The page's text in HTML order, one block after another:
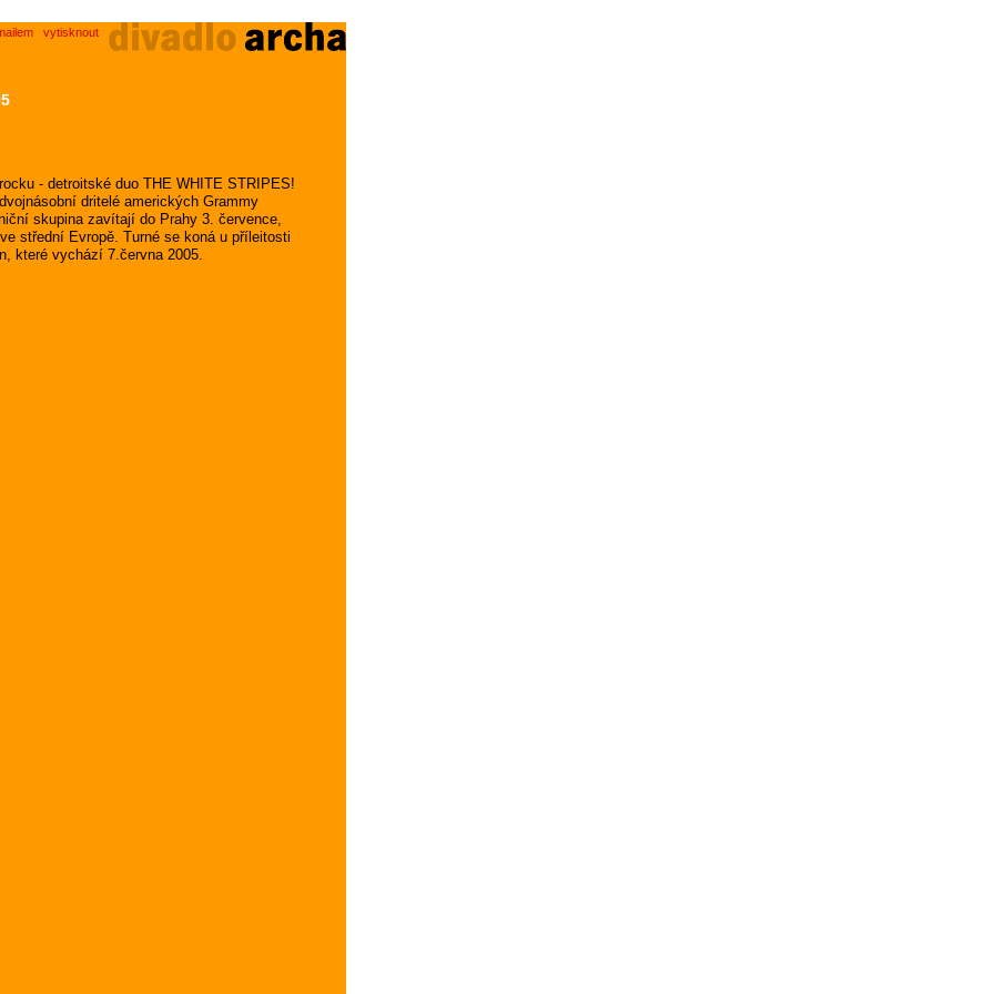
vytisknout
- detroitské duo THE WHITE STRIPES!
dritelé amerických Grammy
skupina zavítají do Prahy 3. července,
střední Evropě. Turné se koná u příleitosti
které vychází 7.června 2005.